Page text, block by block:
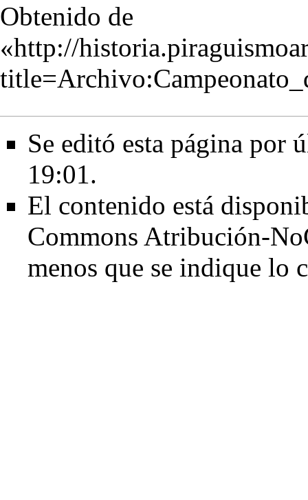
Obtenido de
«http://
Se editó esta página por
19:01.
El contenido está
Commons Atribución-
menos que se indique lo